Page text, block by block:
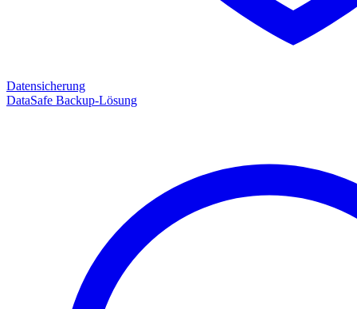
Datensicherung
DataSafe Backup-Lösung